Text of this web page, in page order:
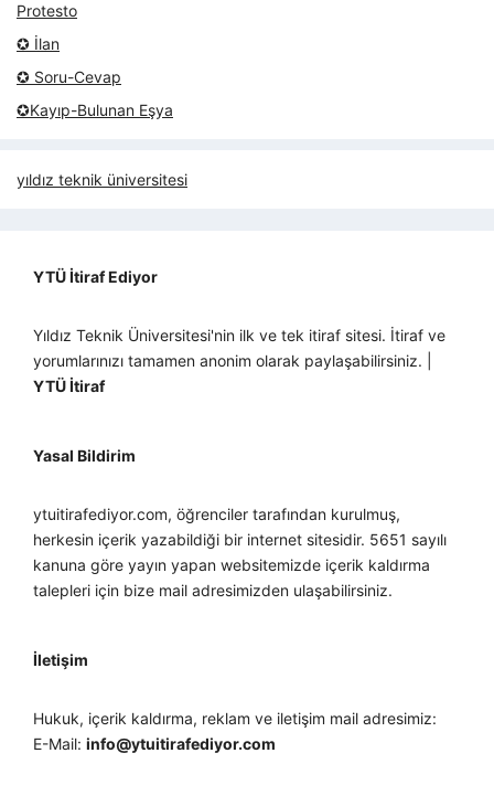
Protesto
✪ İlan
✪ Soru-Cevap
✪Kayıp-Bulunan Eşya
yıldız teknik üniversitesi
YTÜ İtiraf Ediyor
Yıldız Teknik Üniversitesi'nin ilk ve tek itiraf sitesi. İtiraf ve
yorumlarınızı tamamen anonim olarak paylaşabilirsiniz. |
YTÜ İtiraf
Yasal Bildirim
ytuitirafediyor.com, öğrenciler tarafından kurulmuş,
herkesin içerik yazabildiği bir internet sitesidir. 5651 sayılı
kanuna göre yayın yapan websitemizde içerik kaldırma
talepleri için bize mail adresimizden ulaşabilirsiniz.
İletişim
Hukuk, içerik kaldırma, reklam ve iletişim mail adresimiz:
E-Mail: info@ytuitirafediyor.com